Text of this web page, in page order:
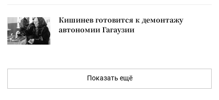
Кишинев готовится к демонтажу
автономии Гагаузии
Показать ещё